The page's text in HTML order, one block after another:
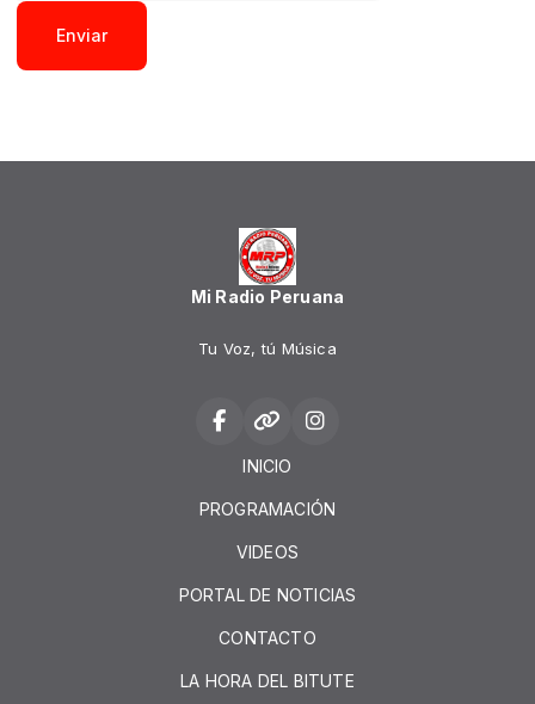
Enviar
Mi Radio Peruana
Tu Voz, tú Música
INICIO
PROGRAMACIÓN
VIDEOS
PORTAL DE NOTICIAS
CONTACTO
LA HORA DEL BITUTE